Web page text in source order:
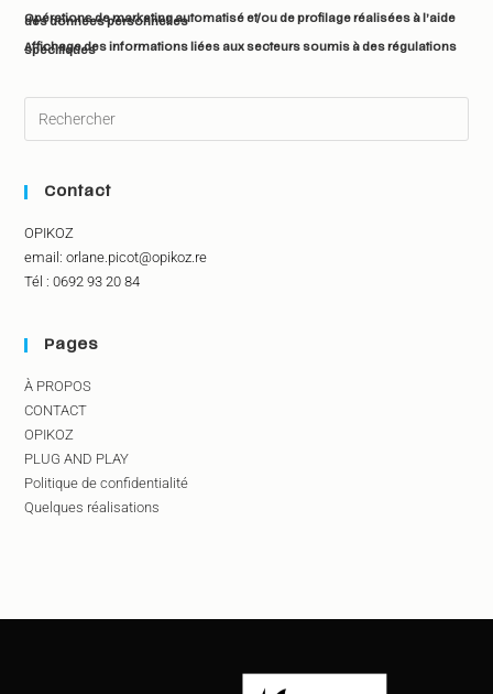
Opérations de marketing automatisé et/ou de profilage réalisées à l’aide
des données personnelles
Affichage des informations liées aux secteurs soumis à des régulations
spécifiques
Contact
OPIKOZ
email: orlane.picot@opikoz.re
Tél : 0692 93 20 84
Pages
À PROPOS
CONTACT
OPIKOZ
PLUG AND PLAY
Politique de confidentialité
Quelques réalisations